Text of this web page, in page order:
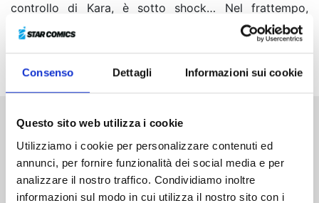
Consenso Dettagli Informazioni sui cookie
Questo sito web utilizza i cookie
Utilizziamo i cookie per personalizzare contenuti ed
annunci, per fornire funzionalità dei social media e per
analizzare il nostro traffico. Condividiamo inoltre
informazioni sul modo in cui utilizza il nostro sito con i
controllo di Kara, è sotto shock… Nel frattempo,
l’esercito federale prende la decisione di sparare con il
Solar Ray, ritenendo che ciò sia l’unico modo per
Altri volumi della serie